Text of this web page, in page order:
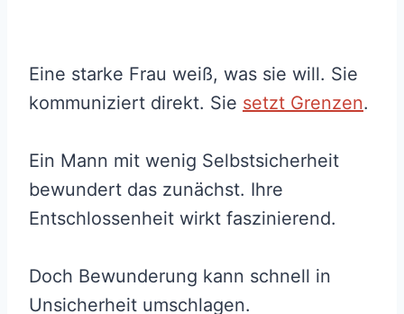
Eine starke Frau weiß, was sie will. Sie
kommuniziert direkt. Sie setzt Grenzen.
Ein Mann mit wenig Selbstsicherheit
bewundert das zunächst. Ihre
Entschlossenheit wirkt faszinierend.
Doch Bewunderung kann schnell in
Unsicherheit umschlagen.